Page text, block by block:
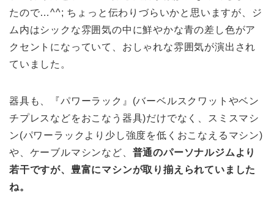
たので…^^; ちょっと伝わりづらいかと思いますが、ジ
ム内はシックな雰囲気の中に鮮やかな青の差し色がア
クセントになっていて、おしゃれな雰囲気が演出され
ていました。
器具も、『パワーラック』(バーベルスクワットやベン
チプレスなどをおこなう器具)だけでなく、スミスマシ
ン(パワーラックより少し強度を低くおこなえるマシン)
や、ケーブルマシンなど、 普通のパーソナルジムより
若干ですが、豊富にマシンが取り揃えられていました
ね。